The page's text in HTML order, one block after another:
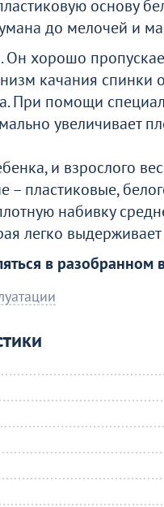
основу
до мелочей и
хорошо
качания спинки
При помощи
увеличивает
и взрослого
– пластиковые,
набивку
легко
в разобранном
это окно